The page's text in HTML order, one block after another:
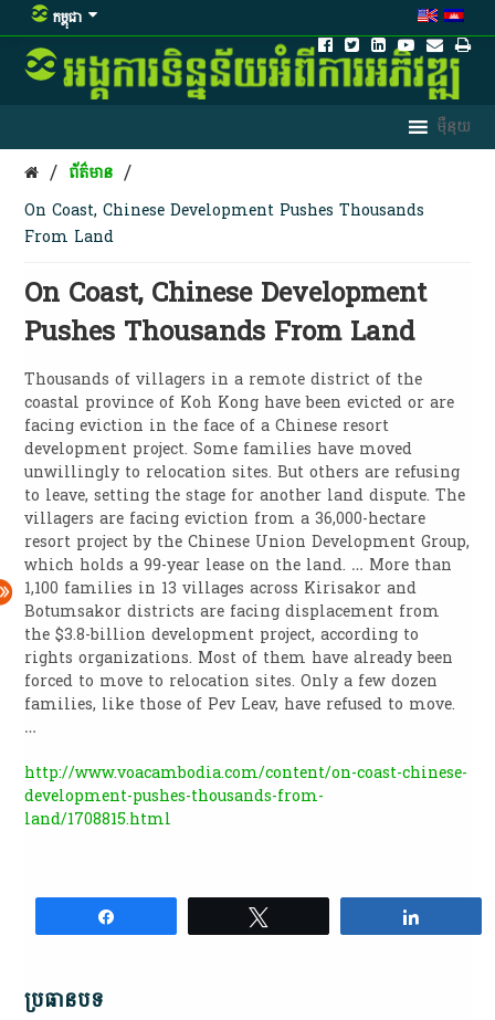
កម្ពុជា
/ ព័ត៌មាន /
On Coast, Chinese Development Pushes Thousands
From Land
On Coast, Chinese Development
Pushes Thousands From Land
Thousands of villagers in a remote district of the
coastal province of Koh Kong have been evicted or are
facing eviction in the face of a Chinese resort
development project. Some families have moved
unwillingly to relocation sites. But others are refusing
to leave, setting the stage for another land dispute. The
villagers are facing eviction from a 36,000-hectare
resort project by the Chinese Union Development Group,
which holds a 99-year lease on the land. … More than
1,100 families in 13 villages across Kirisakor and
Botumsakor districts are facing displacement from
the $3.8-billion development project, according to
rights organizations. Most of them have already been
forced to move to relocation sites. Only a few dozen
families, like those of Pev Leav, have refused to move.
…
http://www.voacambodia.com/content/on-coast-chinese-
development-pushes-thousands-from-
land/1708815.html
ប្រធានបទ